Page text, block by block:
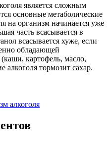
является сложным
основные метаболические
на организм начинается уже
часть всасывается в
всасывается хуже, если
обладающей
картофель, масло,
алкоголя тормозит сахар.
алкоголя